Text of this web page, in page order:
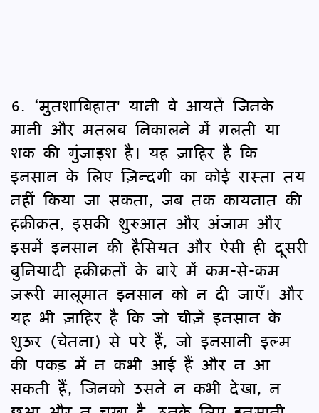
6. ‘मुतशाबिहात' यानी वे आयतें जिनके
मानी और मतलब निकालने में ग़लती या
शक की गुंजाइश है। यह ज़ाहिर है कि
इनसान के लिए ज़िन्दगी का कोई रास्ता तय
नहीं किया जा सकता, जब तक कायनात की
हक़ीक़त, इसकी शुरुआत और अंजाम और
इसमें इनसान की हैसियत और ऐसी ही दूसरी
बुनियादी हक़ीक़तों के बारे में कम-से-कम
ज़रूरी मालूमात इनसान को न दी जाएँ। और
यह भी ज़ाहिर है कि जो चीज़ें इनसान के
शुऊर (चेतना) से परे हैं, जो इनसानी इल्म
की पकड़ में न कभी आई हैं और न आ
सकती हैं, जिनको उसने न कभी देखा, न